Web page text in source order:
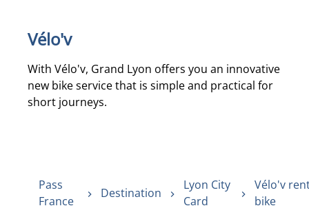
Vélo'v
With Vélo'v, Grand Lyon offers you an innovative
new bike service that is simple and practical for
short journeys.
Pass
France
Destination
Lyon City
Card
Vélo'v
bike